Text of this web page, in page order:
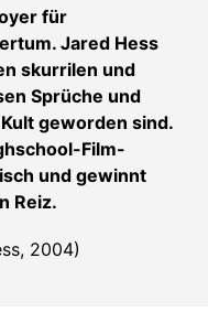
für
Jared Hess
skurrilen und
Sprüche und
geworden sind.
Film-
und gewinnt
Reiz.